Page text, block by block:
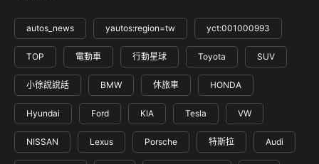
autos_news yautos:region=tw yct:001000993
TOP 電動車 行動星球 Toyota SUV
小徐說說話 BMW 休旅車 HONDA
Hyundai Ford KIA Tesla VW
NISSAN Lexus Porsche 特斯拉 Audi